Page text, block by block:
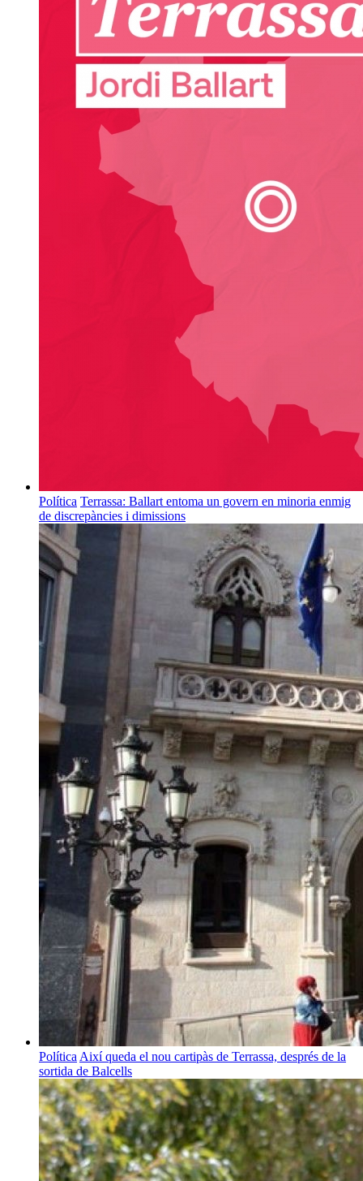
Política Terrassa: Ballart entoma un govern en minoria enmig
de discrepàncies i dimissions
Política Així queda el nou cartipàs de Terrassa, després de la
sortida de Balcells